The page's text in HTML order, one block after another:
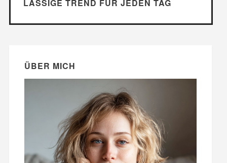
LÄSSIGE TREND FÜR JEDEN TAG
ÜBER MICH